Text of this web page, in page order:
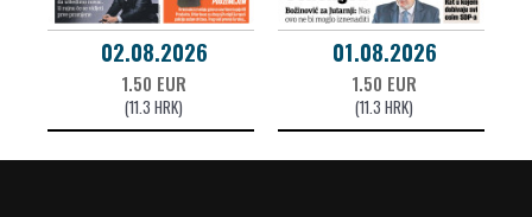
02.08.2026
1.50 EUR
(11.3 HRK)
01.08.2026
1.50 EUR
(11.3 HRK)